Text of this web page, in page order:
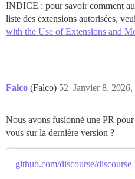
INDICE : pour savoir comment
liste des extensions autorisées,
with the Use of Extensions and
Falco (Falco) Janvier 8, 2026,
52
Nous avons fusionné une PR
vous sur la dernière version ?
github.com/discourse/discourse